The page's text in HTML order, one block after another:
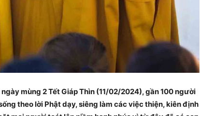
mùng 2 Tết Giáp Thìn (11/02/2024), gần 100 người
theo lời Phật dạy, siêng làm các việc thiện, kiên định